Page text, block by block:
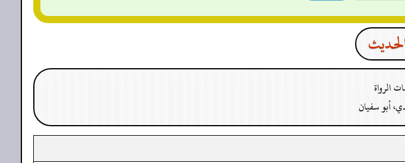
الرواة
أبو سفيان